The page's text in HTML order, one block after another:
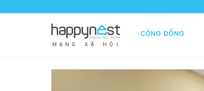
M Ạ N G X Ã H Ộ I
CỘNG ĐỒNG